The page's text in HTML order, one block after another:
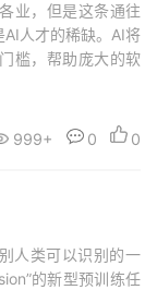
业，但是这条通往
人才的稀缺。AI将
槛，帮助庞大的软
更好云化AI开发体
999+ 0 0
人类可以识别的一
的新型预训练任